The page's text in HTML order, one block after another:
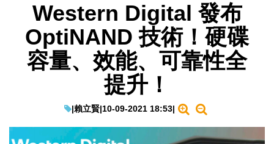
Western Digital 發布
OptiNAND 技術！硬碟
容量、效能、可靠性全
提升！
|賴立賢|10-09-2021 18:53|